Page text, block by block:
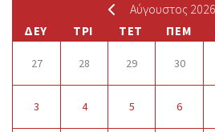
Αύγουστος 2026
ΔΕΥ ΤΡΙ ΤΕΤ ΠΕΜ
27 28 29 30
3 4 5 6